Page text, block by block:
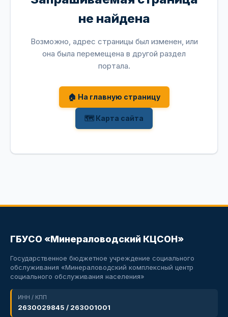
не найдена
Возможно, адрес страницы был изменен, или
она была перемещена в другой раздел
портала.
🏠 На главную страницу
🗺 Карта сайта
ГБУСО «Минераловодский КЦСОН»
Государственное бюджетное учреждение социального
обслуживания «Минераловодский комплексный центр
социального обслуживания населения»
ИНН / КПП
2630029845 / 263001001